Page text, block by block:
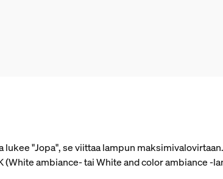
"Jopa", se viittaa lampun
ambiance- tai White and color ambiance